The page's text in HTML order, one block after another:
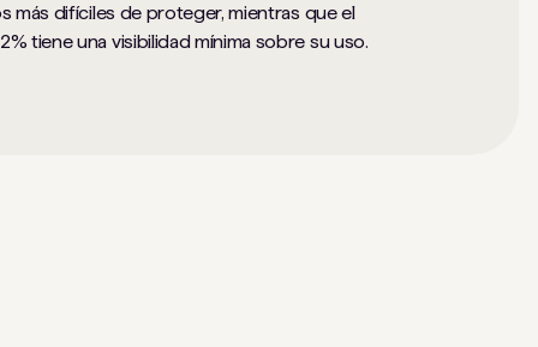
más difíciles de proteger, mientras que el
tiene una visibilidad mínima sobre su uso.